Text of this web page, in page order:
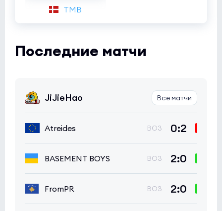
TMB
Последние матчи
JiJieHao Все матчи
Atreides BO3 0:2
BASEMENT BOYS BO3 2:0
FromPR BO3 2:0